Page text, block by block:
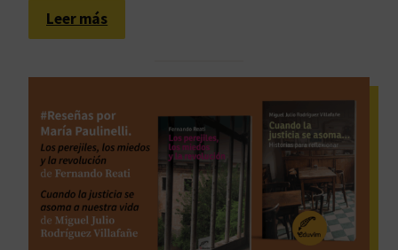
s
u
b
r
a
r
e
s
Leer más:
M
r
a
G
r
a
n
a